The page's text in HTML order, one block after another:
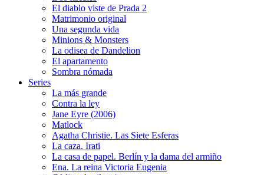
El diablo viste de Prada 2
Matrimonio original
Una segunda vida
Minions & Monsters
La odisea de Dandelion
El apartamento
Sombra nómada
Series
La más grande
Contra la ley
Jane Eyre (2006)
Matlock
Agatha Christie. Las Siete Esferas
La caza. Irati
La casa de papel. Berlín y la dama del armiño
Ena. La reina Victoria Eugenia